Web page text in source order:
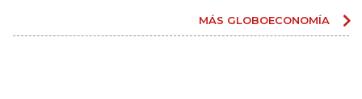
MÁS GLOBOECONOMÍA